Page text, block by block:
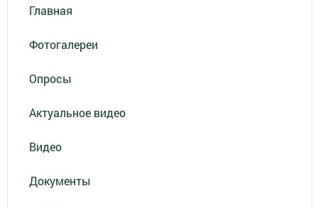
Главная
Фотогалереи
Опросы
Актуальное видео
Видео
Документы